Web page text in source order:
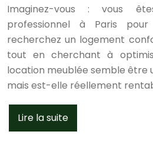
Imaginez-vous : vous
professionnel à Paris
recherchez un logement
tout en cherchant à
location meublée semble être
mais est-elle réellement
Lire la suite